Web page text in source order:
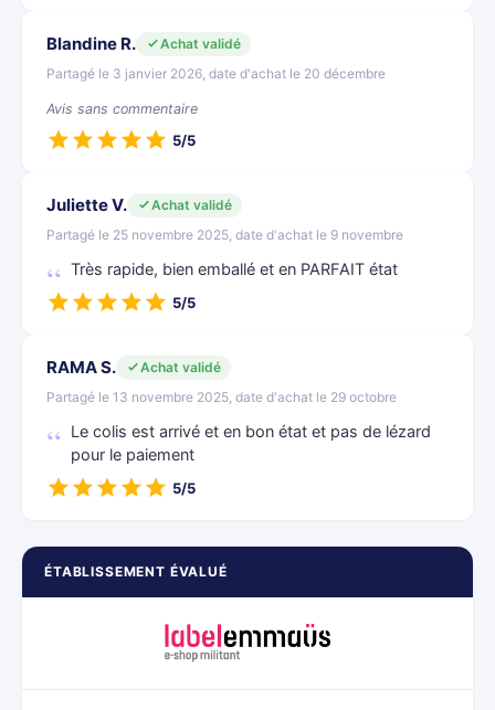
ÉTABLISSEMENT ÉVALUÉ
Blandine R.
Achat validé
Partagé le 3 janvier 2026, date d'achat le 20 décembre
Avis sans commentaire
5/5
Juliette V.
Achat validé
Partagé le 25 novembre 2025, date d'achat le 9 novembre
Très rapide, bien emballé et en PARFAIT état
5/5
RAMA S.
Achat validé
Partagé le 13 novembre 2025, date d'achat le 29 octobre
Le colis est arrivé et en bon état et pas de lézard
pour le paiement
5/5